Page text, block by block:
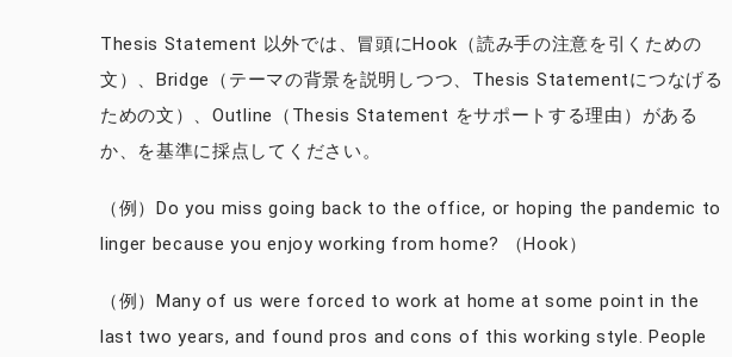
Thesis Statement 以外では、冒頭にHook（読み手の注意を引くための
文）、Bridge（テーマの背景を説明しつつ、Thesis Statementにつなげる
ための文）、Outline（Thesis Statement をサポートする理由）がある
か、を基準に採点してください。
（例）Do you miss going back to the office, or hoping the pandemic to
linger because you enjoy working from home? （Hook）
（例）Many of us were forced to work at home at some point in the
last two years, and found pros and cons of this working style. People